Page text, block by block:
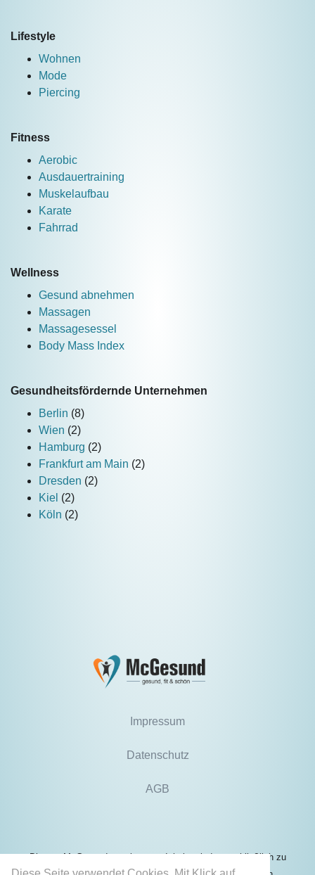
Lifestyle
Wohnen
Mode
Piercing
Fitness
Aerobic
Ausdauertraining
Muskelaufbau
Karate
Fahrrad
Wellness
Gesund abnehmen
Massagen
Massagesessel
Body Mass Index
Gesundheitsfördernde Unternehmen
Berlin (8)
Wien (2)
Hamburg (2)
Frankfurt am Main (2)
Dresden (2)
Kiel (2)
Köln (2)
Impressum
Datenschutz
AGB
Die von McGesund angebotenen Inhalte sind ausschließlich zu